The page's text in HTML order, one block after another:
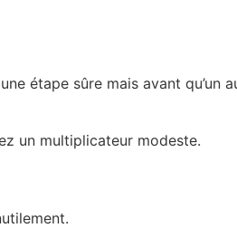
étape sûre mais avant qu’un
un multiplicateur modeste.